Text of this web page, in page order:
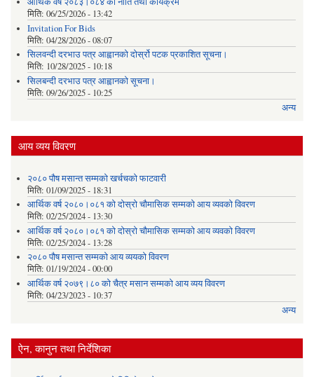
मिति: 06/25/2026 - 13:42
Invitation For Bids
मिति: 04/28/2026 - 08:07
सिलवन्दी दरभाउ पत्र आह्वानको दोर्स्रो पटक प्रकाशित सूचना।
मिति: 10/28/2025 - 10:18
सिलबन्दी दरभाउ पत्र आह्वानको सूचना।
मिति: 09/26/2025 - 10:25
अन्य
आय व्यय विवरण
२०८० पौष मसान्त सम्मको खर्चचको फाटवारी
मिति: 01/09/2025 - 18:31
आर्थिक वर्ष २०८०।०८१ को दोस्रो चौमासिक सम्मको आय व्यवको विवरण
मिति: 02/25/2024 - 13:30
आर्थिक वर्ष २०८०।०८१ को दोस्रो चौमासिक सम्मको आय व्यवको विवरण
मिति: 02/25/2024 - 13:28
२०८० पौष मसान्त सम्मको आय व्ययको विवरण
मिति: 01/19/2024 - 00:00
आर्थिक वर्ष २०७९।८० को चैत्र मसान सम्मको आय व्यय विवरण
मिति: 04/23/2023 - 10:37
अन्य
ऐन, कानुन तथा निर्देशिका